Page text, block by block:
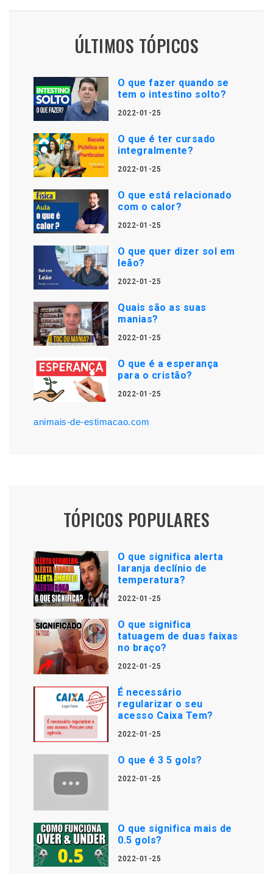
ÚLTIMOS TÓPICOS
O que fazer quando se
tem o intestino solto?
2022-01-25
O que é ter cursado
integralmente?
2022-01-25
O que está relacionado
com o calor?
2022-01-25
O que quer dizer sol em
leão?
2022-01-25
Quais são as suas
manias?
2022-01-25
O que é a esperança
para o cristão?
2022-01-25
animais-de-estimacao.com
TÓPICOS POPULARES
O que significa alerta
laranja declínio de
temperatura?
2022-01-25
O que significa
tatuagem de duas faixas
no braço?
2022-01-25
É necessário
regularizar o seu
acesso Caixa Tem?
2022-01-25
O que é 3 5 gols?
2022-01-25
O que significa mais de
0.5 gols?
2022-01-25